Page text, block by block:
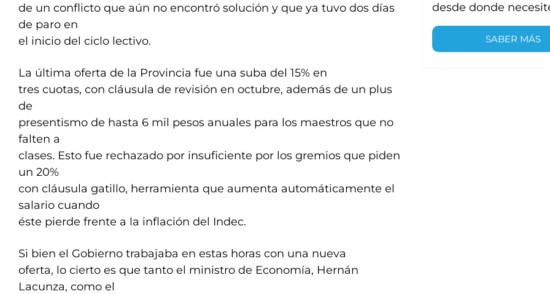
de un conflicto que aún no encontró solución y que ya tuvo dos días
de paro en
el inicio del ciclo lectivo.
La última oferta de la Provincia fue una suba del 15% en
tres cuotas, con cláusula de revisión en octubre, además de un plus
de
presentismo de hasta 6 mil pesos anuales para los maestros que no
falten a
clases. Esto fue rechazado por insuficiente por los gremios que piden
un 20%
con cláusula gatillo, herramienta que aumenta automáticamente el
salario cuando
éste pierde frente a la inflación del Indec.
Si bien el Gobierno trabajaba en estas horas con una nueva
oferta, lo cierto es que tanto el ministro de Economía, Hernán
Lacunza, como el
desde donde
SABER MÁS